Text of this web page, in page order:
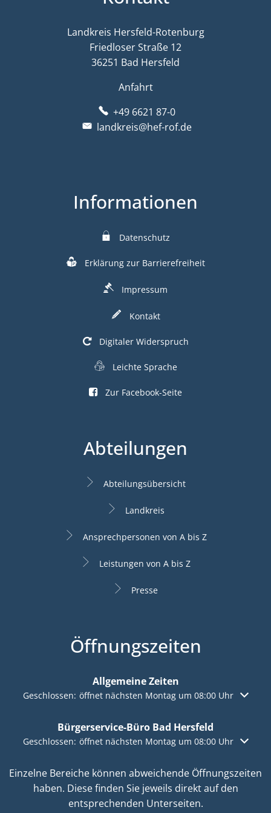
Landkreis Hersfeld-Rotenburg
Friedloser Straße 12
36251 Bad Hersfeld
Anfahrt
+49 6621 87-0
landkreis@hef-rof.de
Informationen
Datenschutz
Erklärung zur Barrierefreiheit
Impressum
Kontakt
Digitaler Widerspruch
Leichte Sprache
Zur Facebook-Seite
Abteilungen
Abteilungsübersicht
Landkreis
Ansprechpersonen von A bis Z
Leistungen von A bis Z
Presse
Öffnungszeiten
Allgemeine Zeiten
Klicken, um weitere Öffnungs- oder Schließzeiten
Geschlossen: öffnet nächsten Montag um 08:00 Uhr
Bürgerservice-Büro Bad Hersfeld
Klicken, um weitere Öffnungs- oder Schließzeiten
Geschlossen: öffnet nächsten Montag um 08:00 Uhr
Einzelne Bereiche können abweichende Öffnungszeiten
haben. Diese finden Sie jeweils direkt auf den
entsprechenden Unterseiten.